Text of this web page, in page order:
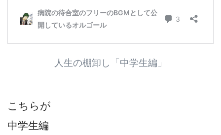
人生の棚卸し「中学生編」
こちらが
中学生編